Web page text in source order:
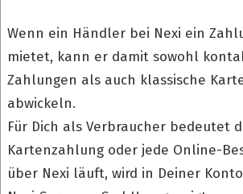
Wenn ein Händler bei Nexi ein
mietet, kann er damit sowohl
Zahlungen als auch klassische
abwickeln.
Für Dich als Verbraucher bedeutet
Kartenzahlung oder jede Online-
über Nexi läuft, wird in Deiner